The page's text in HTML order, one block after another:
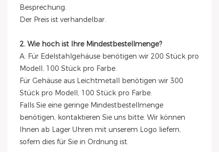
Besprechung.
Der Preis ist verhandelbar.
2. Wie hoch ist Ihre Mindestbestellmenge?
A: Für Edelstahlgehäuse benötigen wir 200 Stück pro
Modell, 100 Stück pro Farbe.
Für Gehäuse aus Leichtmetall benötigen wir 300
Stück pro Modell, 100 Stück pro Farbe.
Falls Sie eine geringe Mindestbestellmenge
benötigen, kontaktieren Sie uns bitte. Wir können
Ihnen ab Lager Uhren mit unserem Logo liefern,
sofern dies für Sie in Ordnung ist.